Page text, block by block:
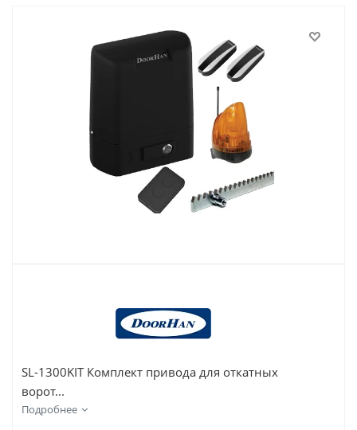
SL-1300KIT Комплект привода для откатных
ворот...
Подробнее